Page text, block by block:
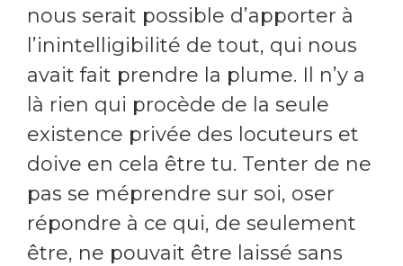
nous serait possible d’apporter à
l’inintelligibilité de tout, qui nous
avait fait prendre la plume. Il n’y a
là rien qui procède de la seule
existence privée des locuteurs et
doive en cela être tu. Tenter de ne
pas se méprendre sur soi, oser
répondre à ce qui, de seulement
être, ne pouvait être laissé sans